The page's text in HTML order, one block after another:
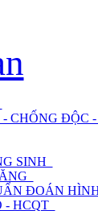
- CHỐNG
SINH
ĐOÁN
- HCQT